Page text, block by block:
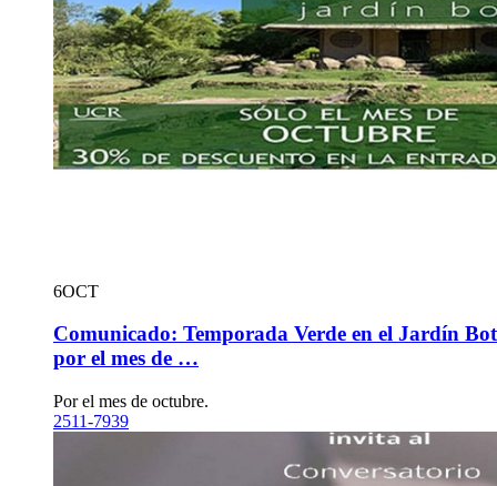
6OCT
Comunicado: Temporada Verde en el Jardín
por el mes de …
Por el mes de octubre.
2511-7939